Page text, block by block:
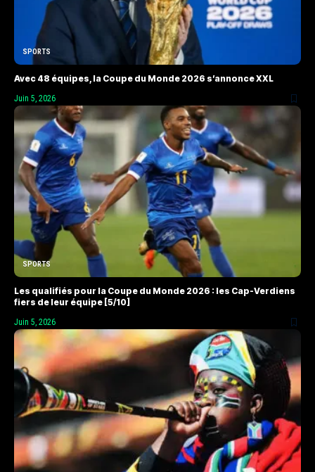
SPORTS
Avec 48 équipes, la Coupe du Monde 2026 s’annonce XXL
Juin 5, 2026
SPORTS
Les qualifiés pour la Coupe du Monde 2026 : les Cap-Verdiens
fiers de leur équipe [5/10]
Juin 5, 2026